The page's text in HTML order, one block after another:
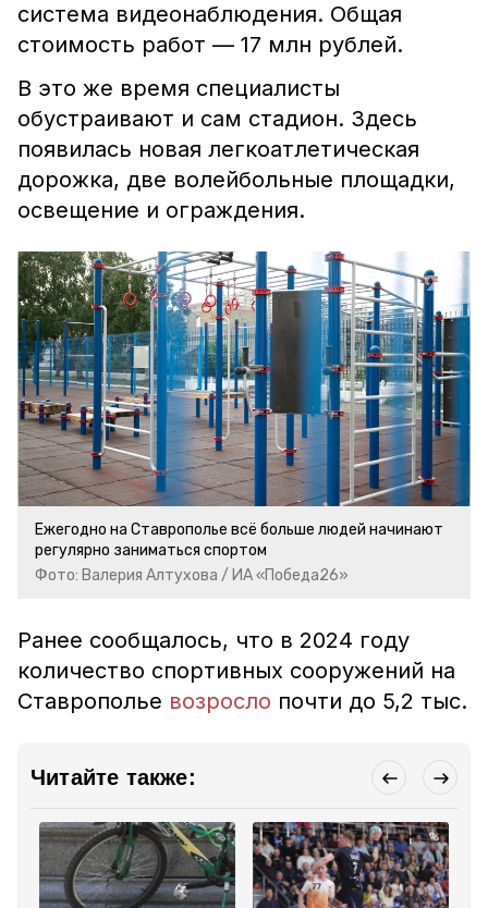
система видеонаблюдения. Общая
стоимость работ — 17 млн рублей.
В это же время специалисты
обустраивают и сам стадион. Здесь
появилась новая легкоатлетическая
дорожка, две волейбольные площадки,
освещение и ограждения.
Ежегодно на Ставрополье всё больше людей начинают
регулярно заниматься спортом
Фото: Валерия Алтухова / ИА «Победа26»
Ранее сообщалось, что в 2024 году
количество спортивных сооружений на
Ставрополье возросло почти до 5,2 тыс.
Читайте также: